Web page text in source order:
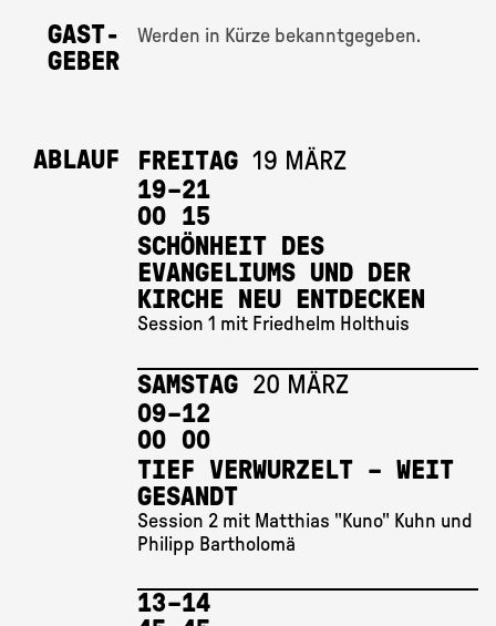
GAST­
GEBER
Werden in Kürze bekanntgegeben.
ABLAUF FREITAG 19 MÄRZ
19
00
–21
15
SCHÖNHEIT DES
EVANGELIUMS UND DER
KIRCHE NEU ENTDECKEN
Session 1 mit Friedhelm Holthuis
SAMSTAG 20 MÄRZ
09
00
–12
00
TIEF VERWURZELT – WEIT
GESANDT
Session 2 mit Matthias "Kuno" Kuhn und
Philipp Bartholomä
13
–14